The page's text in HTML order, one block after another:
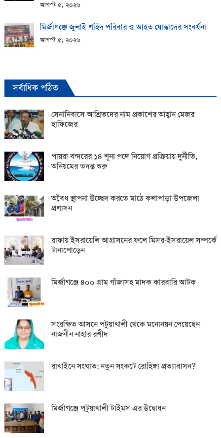
আগস্ট ৫, ২০২৬
মির্জাগঞ্জে জুলাই শহিদ পরিবার ও আহত যোদ্ধাদের সংবর্ধনা
আগস্ট ৫, ২০২৬
সর্বাধিক পঠিত
সেনানিবাসে আশ্রিতদের নাম প্রকাশের আহ্বান মেজর
হাফিজের
পায়রা বন্দরের ১৪ শূন্য পদে নিয়োগ প্রক্রিয়ায় দুর্নীতি,
অনিয়মের তদন্ত শুরু
অবৈধ স্থাপনা উচ্ছেদ করতে মাঠে কলাপাড়া উপজেলা
প্রশাসন
রাফায় ইসরায়েলি আগ্রাসনের ফলে মিসর-ইসরায়েল সম্পর্কে
টানাপোড়েন
মির্জাগঞ্জে ৪০০ গ্রাম গাঁজাসহ মাদক কারবারি আটক
সংরক্ষিত আসনে পটুয়াখালী থেকে মনোনয়ন পেয়েছেন
নাজনীন নাহার রশীদ
রাখাইনে সংঘাত: নতুন সংকটে রোহিঙ্গা প্রত্যাবাসন?
মির্জাগঞ্জে পটুয়াখালী টাইমস এর উদ্বোধন